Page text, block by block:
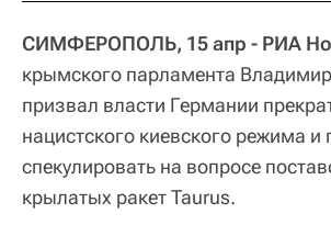
СИМФЕРОПОЛЬ, 15 апр - РИА
крымского парламента
призвал власти Германии
нацистского киевского режима и
спекулировать на вопросе
крылатых ракет Taurus.